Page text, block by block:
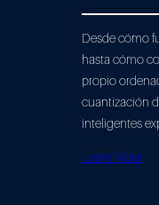
Desde cómo
hasta cómo
propio
cuantización
inteligentes
Learn More